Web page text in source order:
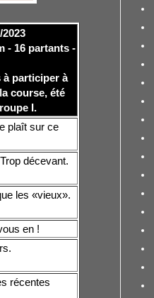
- 16 partants -
à participer à
course, été
I.
plaît sur ce
décevant.
les «vieux».
en !
récentes